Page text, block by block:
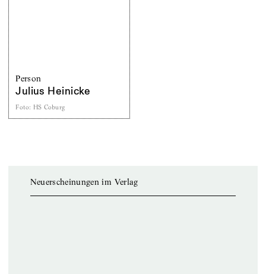
Person
Julius Heinicke
Foto: HS Coburg
Neuerscheinungen im Verlag